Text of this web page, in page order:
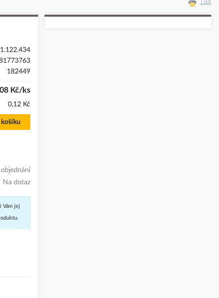
Tisk
182449
Kč/ks
0,12 Kč
Na dotaz
Vám jej